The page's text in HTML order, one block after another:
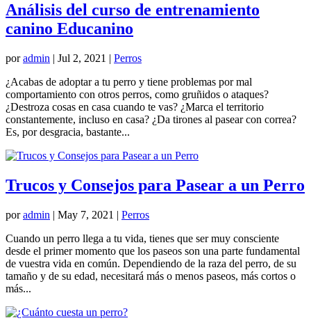
Análisis del curso de entrenamiento
canino Educanino
poradmin | Jul 2, 2021 | Perros
¿Acabas de adoptar a tu perro y tiene problemas por mal
comportamiento con otros perros, como gruñidos o ataques?
¿Destroza cosas en casa cuando te vas? ¿Marca el territorio
constantemente, incluso en casa? ¿Da tirones al pasear con correa?
Es, por desgracia, bastante...
Trucos y Consejos para Pasear a un Perro
poradmin | May 7, 2021 | Perros
Cuando un perro llega a tu vida, tienes que ser muy consciente
desde el primer momento que los paseos son una parte fundamental
de vuestra vida en común. Dependiendo de la raza del perro, de su
tamaño y de su edad, necesitará más o menos paseos, más cortos o
más...